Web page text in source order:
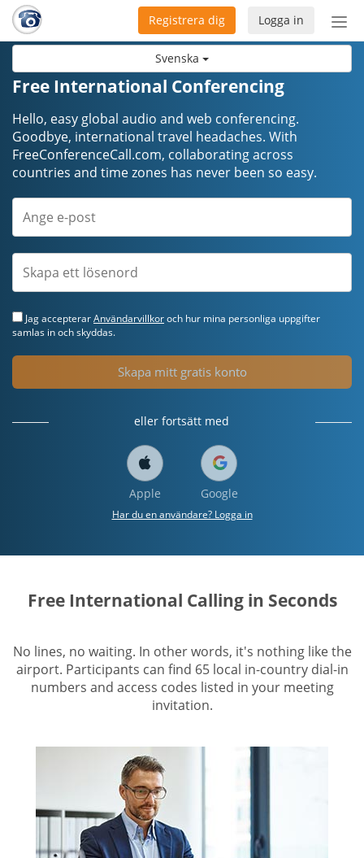
Svenska
Logga in
Registrera dig
Free International Conferencing
Hello, easy global audio and web conferencing.
Goodbye, international travel headaches. ​​​​​​​With
FreeConferenceCall.com, collaborating across
countries and time zones has never been so easy.
Jag accepterarAnvändarvillkoroch hur mina personliga uppgifter
samlas in och skyddas.
Skapa mitt gratis konto
eller fortsätt med
Apple Google
Har du en användare? Logga in
Free International Calling in Seconds
No lines, no waiting. In other words, it's nothing like the
airport. Participants can find 65 local in-country dial-in
numbers and access codes listed in your meeting
invitation.